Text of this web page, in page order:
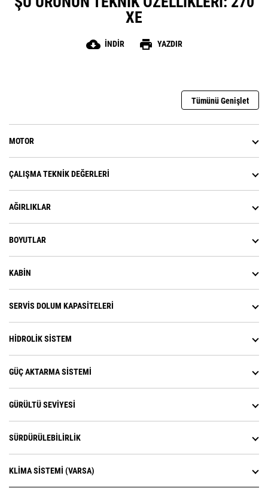
XE
cloud_download İNDIR print YAZDIR
Tümünü Genişlet
MOTOR
ÇALIŞMA TEKNIK DEĞERLERI
AĞIRLIKLAR
BOYUTLAR
KABIN
SERVIS DOLUM KAPASITELERI
HIDROLIK SISTEM
GÜÇ AKTARMA SISTEMI
GÜRÜLTÜ SEVIYESI
SÜRDÜRÜLEBILIRLIK
KLIMA SISTEMI (VARSA)